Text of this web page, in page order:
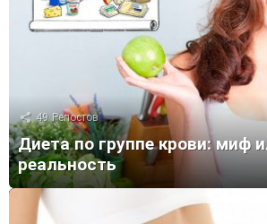
49 Репостов
Диета по группе крови: миф
реальность